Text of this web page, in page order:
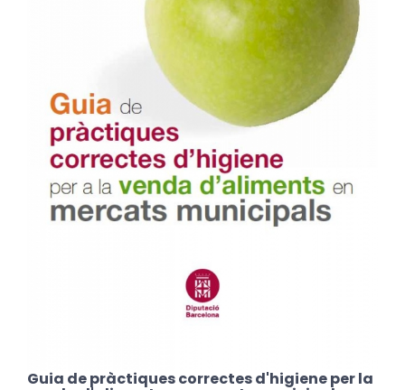
Guia de pràctiques correctes d'higiene per la